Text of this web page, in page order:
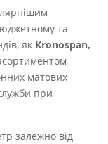
та
як Kronospan,
матових
при
залежно від